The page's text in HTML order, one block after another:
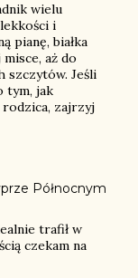
wielu
i
pianę, białka
aż do
szczytów. Jeśli
tym, jak
zajrzyj
Północnym
trafił w
czekam na